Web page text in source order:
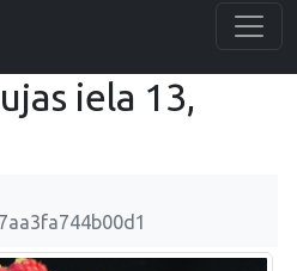
iela 13,